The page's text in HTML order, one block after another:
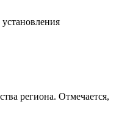
региона. Отмечается,